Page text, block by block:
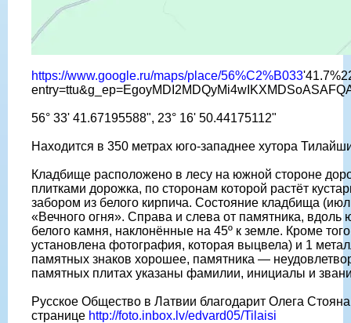
https://www.google.ru/maps/place/56%C2%B033
56° 33' 41.67195588", 23° 16' 50.44175112"
Находится в 350 метрах юго-западнее хутора
Кладбище расположено в лесу на южной стороне
плитками дорожка, по сторонам которой растёт
забором из белого кирпича. Состояние кладбища
«Вечного огня». Справа и слева от памятника,
белого камня, наклонённые на 45º к земле. Кроме
установлена фотография, которая выцвела) и 1
памятных знаков хорошее, памятника —
памятных плитах указаны фамилии, инициалы и
Русское Общество в Латвии благодарит Олега
странице http://foto.inbox.lv/edvard05/Tilaisi